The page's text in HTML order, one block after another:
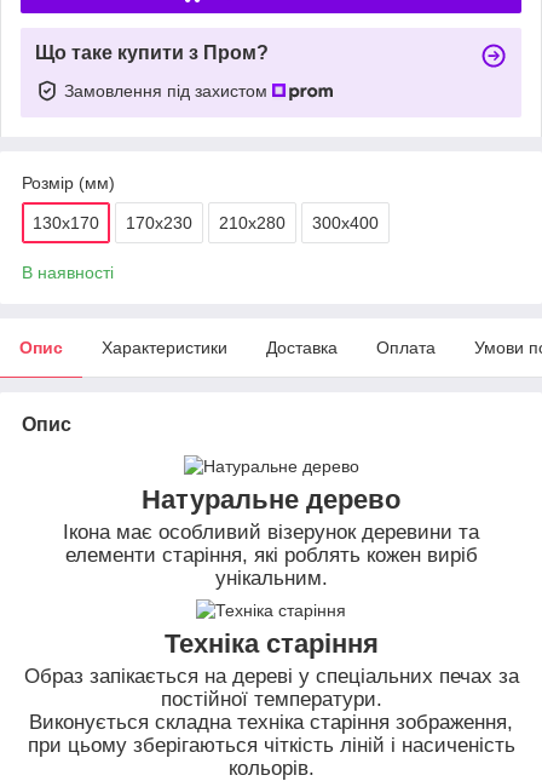
Що таке купити з Пром?
Замовлення під захистом
Розмір (мм)
130х170 170х230 210х280 300х400
В наявності
Опис Характеристики Доставка Оплата Умови
Опис
Натуральне дерево
Ікона має особливий візерунок деревини та
елементи старіння, які роблять кожен виріб
унікальним.
Техніка старіння
Образ запікається на дереві у спеціальних печах за
постійної температури.
Виконується складна техніка старіння зображення,
при цьому зберігаються чіткість ліній і насиченість
кольорів.